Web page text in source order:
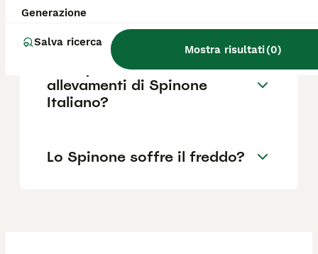
Generazione
Salva ricerca
Mostra risultati(0)
Spinone?
Dove posso trovare
allevamenti di Spinone
Italiano?
Lo Spinone soffre il freddo?